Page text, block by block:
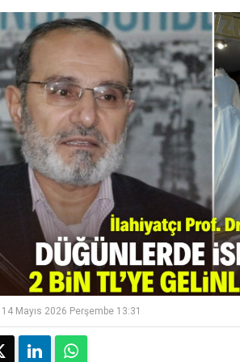
14 Mayıs 2026 Perşembe 13:31